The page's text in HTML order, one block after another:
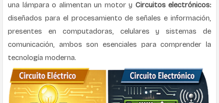
una lámpara o alimentan un motor y Circuitos electrónicos:
diseñados para el procesamiento de señales e información,
presentes en computadoras, celulares y sistemas de
comunicación, ambos son esenciales para comprender la
tecnología moderna.